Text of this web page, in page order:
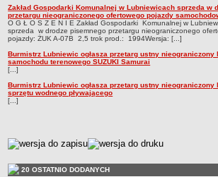
MPZP.3_XXIV.177.2001
MPZP.4_XXVII.234.2010
MPZP.5_XXI.151.2012
MPZP.6_XVIII.198.2013
MPZP.8_XXIX.208.2013
MPZP.11_XXIII.145.2020
MPZP.12_XLI.257.2022
Zakład Gospodarki Komunalnej w Lubniewicach sprzeda w
przetargu nieograniczonego ofertowego pojazdy
O G Ł O S Z E N I E Zakład Gospodarki Komunalnej w
sprzeda w drodze pisemnego przetargu nieograniczonego
pojazdy: ŻUK A-07B 2,5 trok prod.: 1994Wersja: [...]
Burmistrz Lubniewic ogłasza przetarg ustny
samochodu terenowego SUZUKI Samurai
[...]
Burmistrz Lubniewic ogłasza przetarg ustny
sprzętu wodnego pływającego
[...]
metryczka
20 OSTATNIO DODANYCH